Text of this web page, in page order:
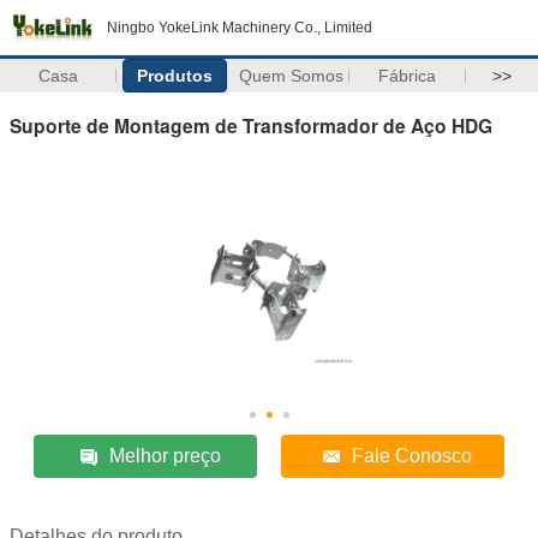
Ningbo YokeLink Machinery Co., Limited
Casa Produtos Quem Somos Fábrica >>
Suporte de Montagem de Transformador de Aço HDG
Melhor preço Fale Conosco